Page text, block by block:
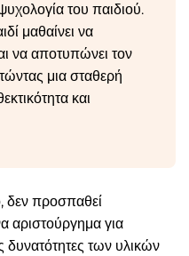
του παιδιού.
μαθαίνει να
να αποτυπώνει τον
μια σταθερή
και
δεν προσπαθεί
αριστούργημα για
δυνατότητες των υλικών